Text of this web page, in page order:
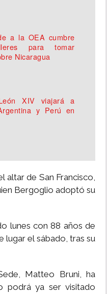
a la OEA cumbre
para tomar
Nicaragua
XIV viajará a
y Perú en
altar de San Francisco,
Bergoglio adoptó su
lunes con 88 años de
lugar el sábado, tras su
Matteo Bruni, ha
podrá ya ser visitado